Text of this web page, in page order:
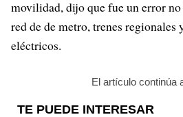
movilidad, dijo que fue un error
red de de metro, trenes regionales
eléctricos.
El artículo continúa
TE PUEDE INTERESAR